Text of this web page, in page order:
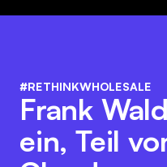
#RETHINKWHOLESALE
Frank
ein, Teil